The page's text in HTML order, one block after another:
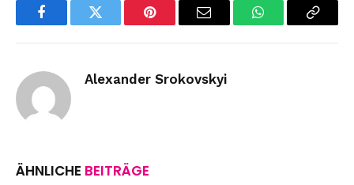
FacebookTwitter Pinterest Email WhatsAppCopy
Alexander Srokovskyi
ÄHNLICHE BEITRÄGE